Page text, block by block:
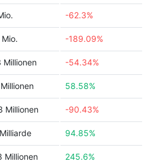
-62.3%
-189.09%
Millionen -54.34%
58.58%
Millionen -90.43%
94.85%
Millionen 245.6%